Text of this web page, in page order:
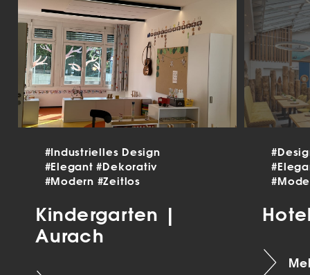
#Industrielles Design
#Elegant#Dekorativ
#Modern #Zeitlos
Kindergarten |
Aurach